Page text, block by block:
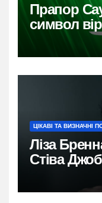
Прапор
символ
ЦІКАВІ ТА ВИЗНАЧНІ
Ліза
Стіва
власний